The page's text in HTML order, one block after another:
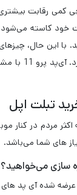
آنها
تبلت اپل
اکثر مردم در کنار
های شما می‌باشد.
سازی می‌خواهید؟